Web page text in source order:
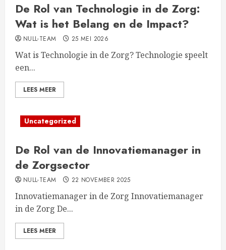
De Rol van Technologie in de Zorg:
Wat is het Belang en de Impact?
NULL-TEAM 25 MEI 2026
Wat is Technologie in de Zorg? Technologie speelt
een...
LEES MEER
Uncategorized
De Rol van de Innovatiemanager in
de Zorgsector
NULL-TEAM 22 NOVEMBER 2025
Innovatiemanager in de Zorg Innovatiemanager
in de Zorg De...
LEES MEER